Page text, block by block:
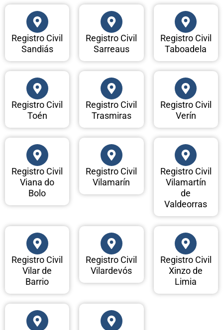
Registro Civil
Sandiás
Registro Civil
Sarreaus
Registro Civil
Taboadela
Registro Civil
Toén
Registro Civil
Trasmiras
Registro Civil
Verín
Registro Civil
Viana do
Bolo
Registro Civil
Vilamarín
Registro Civil
Vilamartín
de
Valdeorras
Registro Civil
Vilar de
Barrio
Registro Civil
Vilardevós
Registro Civil
Xinzo de
Limia